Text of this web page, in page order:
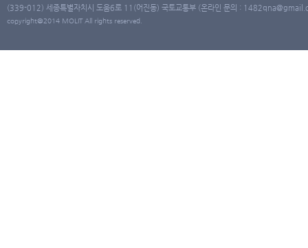
(339-012) 세종특별자치시 도움6로 11(어진동) 국토교통부 (온라인 문의 :
copyright@2014 MOLIT All rights reserved.